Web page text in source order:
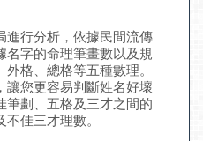
進行分析，依據民間流傳
名字的命理筆畫數以及規
格、總格等五種數理。
讓您更容易判斷姓名好壞
筆劃、五格及三才之間的
佳三才理數。